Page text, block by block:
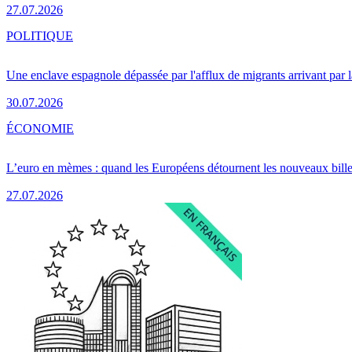
27.07.2026
Une enclave espagnole dépassée par l'afflux de migrants arrivant par
30.07.2026
POLITIQUE
L’euro en mèmes : quand les Européens détournent les nouveaux
27.07.2026
ÉCONOMIE